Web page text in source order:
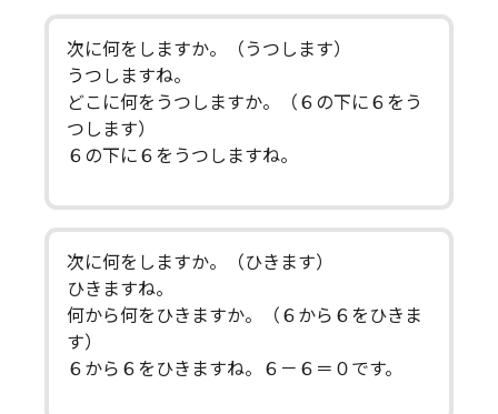
次に何をしますか。（うつします）
うつしますね。
どこに何をうつしますか。（６の下に６をう
つします）
６の下に６をうつしますね。
次に何をしますか。（ひきます）
ひきますね。
何から何をひきますか。（６から６をひきま
す）
６から６をひきますね。６－６＝０です。